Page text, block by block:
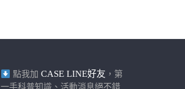
點我加 CASE LINE好友 ，第
一手科普知識、活動消息絕不錯